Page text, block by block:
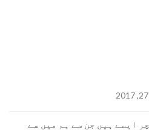
ایسے ہیں جن سے ہم میں سے